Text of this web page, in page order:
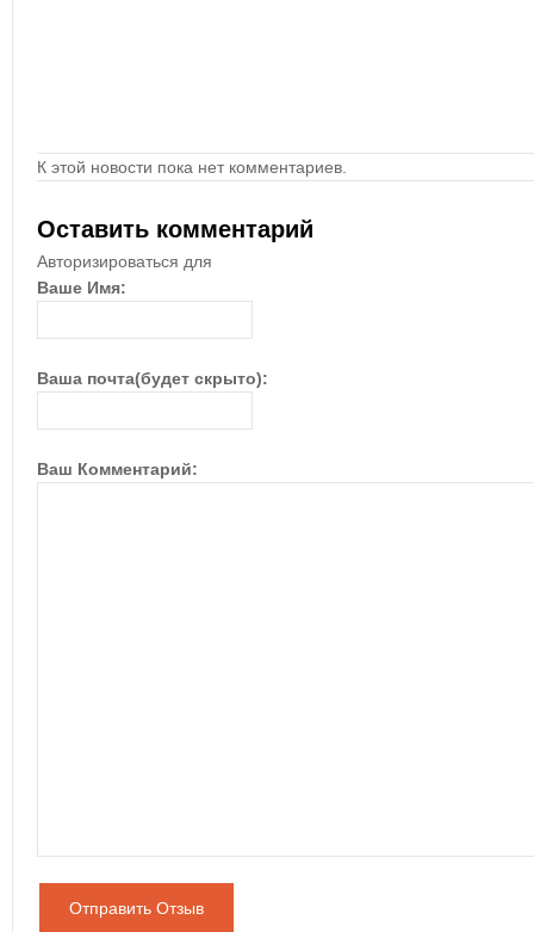
К этой новости пока нет комментариев.
Оставить комментарий
Авторизироваться для
Ваше Имя:
Ваша почта(будет скрыто):
Ваш Комментарий:
Отправить Отзыв